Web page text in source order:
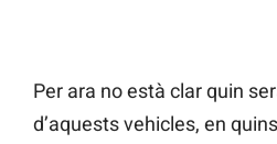
Per ara no està clar quin
d’aquests vehicles, en